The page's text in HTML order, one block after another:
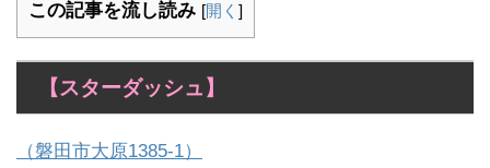
この記事を流し読み [開く ]
【スターダッシュ】
（磐田市大原1385-1）